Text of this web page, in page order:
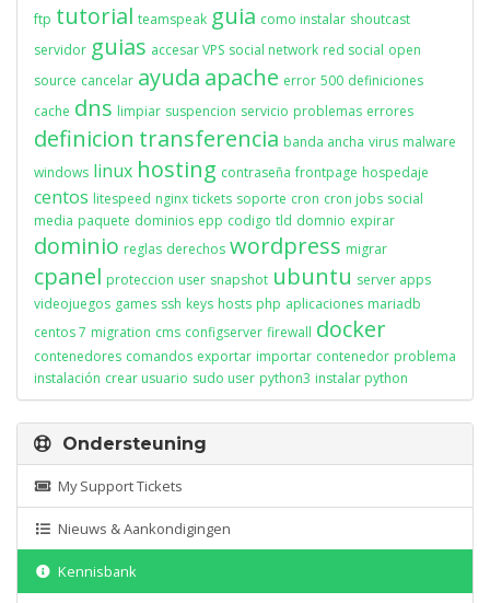
ftp tutorial teamspeak guia como instalar shoutcast
servidor guias accesar VPS social network red social open
source cancelar ayuda apache error 500 definiciones
cache dns limpiar suspencion servicio problemas errores
definicion transferencia banda ancha virus malware
windows linux hosting contraseña frontpage hospedaje
centos litespeed nginx tickets soporte cron cron jobs social
media paquete dominios epp codigo tld domnio expirar
dominio reglas derechos wordpress migrar
cpanel proteccion user snapshot ubuntu server apps
videojuegos games ssh keys hosts php aplicaciones mariadb
centos 7 migration cms configserver firewall docker
contenedores comandos exportar importar contenedor problema
instalación crear usuario sudo user python3 instalar python
Ondersteuning
My Support Tickets
Nieuws & Aankondigingen
Kennisbank